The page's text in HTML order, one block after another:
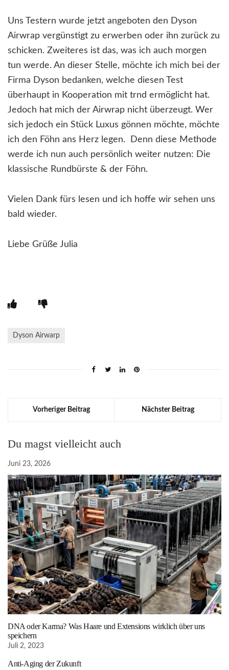
Uns Testern wurde jetzt angeboten den Dyson
Airwrap vergünstigt zu erwerben oder ihn zurück zu
schicken. Zweiteres ist das, was ich auch morgen
tun werde. An dieser Stelle, möchte ich mich bei der
Firma Dyson bedanken, welche diesen Test
überhaupt in Kooperation mit trnd ermöglicht hat.
Jedoch hat mich der Airwrap nicht überzeugt. Wer
sich jedoch ein Stück Luxus gönnen möchte, möchte
ich den Föhn ans Herz legen. Denn diese Methode
werde ich nun auch persönlich weiter nutzen: Die
klassische Rundbürste & der Föhn.
Vielen Dank fürs lesen und ich hoffe wir sehen uns
bald wieder.
Liebe Grüße Julia
Dyson Airwarp
Vorheriger Beitrag Nächster Beitrag
Du magst vielleicht auch
Juni 23, 2026
DNA oder Karma? Was Haare und Extensions wirklich über uns
speichern
Juli 2, 2023
Anti-Aging der Zukunft